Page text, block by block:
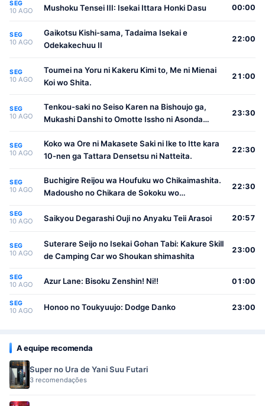
SEG
10 AGO Mushoku Tensei III: Isekai Ittara Honki Dasu 00:00
SEG
10 AGO
Gaikotsu Kishi-sama, Tadaima Isekai e
Odekakechuu II
22:00
SEG
10 AGO
Toumei na Yoru ni Kakeru Kimi to, Me ni Mienai
Koi wo Shita.
21:00
SEG
10 AGO
Tenkou-saki no Seiso Karen na Bishoujo ga,
Mukashi Danshi to Omotte Issho ni Asonda
23:30
SEG
10 AGO
Koko wa Ore ni Makasete Saki ni Ike to Itte kara
10-nen ga Tattara Densetsu ni Natteita.
22:30
SEG
10 AGO
Buchigire Reijou wa Houfuku wo Chikaimashita.
Madousho no Chikara de Sokoku wo
22:30
SEG
10 AGO Saikyou Degarashi Ouji no Anyaku Teii Arasoi 20:57
SEG
10 AGO
Suterare Seijo no Isekai Gohan Tabi: Kakure Skill
de Camping Car wo Shoukan shimashita
23:00
SEG
10 AGO Azur Lane: Bisoku Zenshin! Ni!! 01:00
SEG
10 AGO Honoo no Toukyuujo: Dodge Danko 23:00
A equipe recomenda
Super no Ura de Yani Suu Futari
3 recomendações